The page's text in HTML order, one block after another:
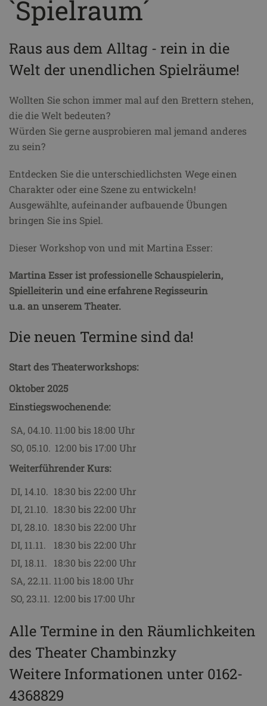
`Spielraum´
Raus aus dem Alltag - rein in die
Welt der unendlichen Spielräume!
Wollten Sie schon immer mal auf den Brettern stehen,
die die Welt bedeuten?
Würden Sie gerne ausprobieren mal jemand anderes
zu sein?
Entdecken Sie die unterschiedlichsten Wege einen
Charakter oder eine Szene zu entwickeln!
Ausgewählte, aufeinander aufbauende Übungen
bringen Sie ins Spiel.
Dieser Workshop von und mit Martina Esser:
Martina Esser ist professionelle Schauspielerin,
Spielleiterin und eine erfahrene Regisseurin
u.a.anunserem Theater.
Die neuen Termine sind da!
Start des Theaterworkshops:
Oktober 2025
Einstiegswochenende:
SA, 04.10. 11:00 bis 18:00 Uhr
SO, 05.10. 12:00 bis 17:00 Uhr
Weiterführender Kurs:
DI, 14.10. 18:30 bis 22:00 Uhr
DI, 21.10. 18:30 bis 22:00 Uhr
DI, 28.10. 18:30 bis 22:00 Uhr
DI, 11.11.
18:30 bis 22:00 Uhr
DI, 18.11.
18:30 bis 22:00 Uhr
SA, 22.11. 11:00 bis 18:00 Uhr
SO, 23.11. 12:00 bis 17:00 Uhr
Alle Termine in den Räumlichkeiten
des Theater Chambinzky
Weitere Informationen unter 0162-
4368829